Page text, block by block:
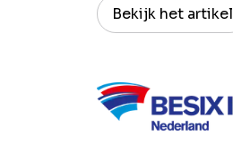
Bekijk het artikel